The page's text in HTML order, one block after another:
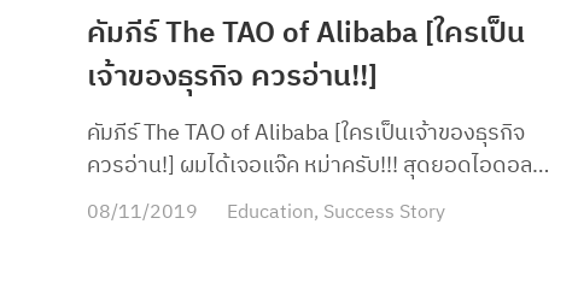
คัมภีร์ The TAO of Alibaba [ใครเป็น
เจ้าของธุรกิจ ควรอ่าน!!]
คัมภีร์ The TAO of Alibaba [ใครเป็นเจ้าของธุรกิจ
ควรอ่าน!] ผมได้เจอแจ๊ค หม่าครับ!!! สุดยอดไอดอล
ของผม ได้ฟังเค้าสอนตัวๆ ได้สบตา พูดคุยด้วยนานๆ
ใจนี่สั่นเลยครับ หวั่นไหวมาก ตอนได้จับมือ นี่อยาก
08/11/2019 Education, Success Story